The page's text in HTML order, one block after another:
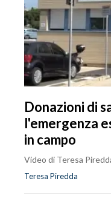
Donazioni di
l'emergenza
in campo
Video di Teresa
Teresa Piredda